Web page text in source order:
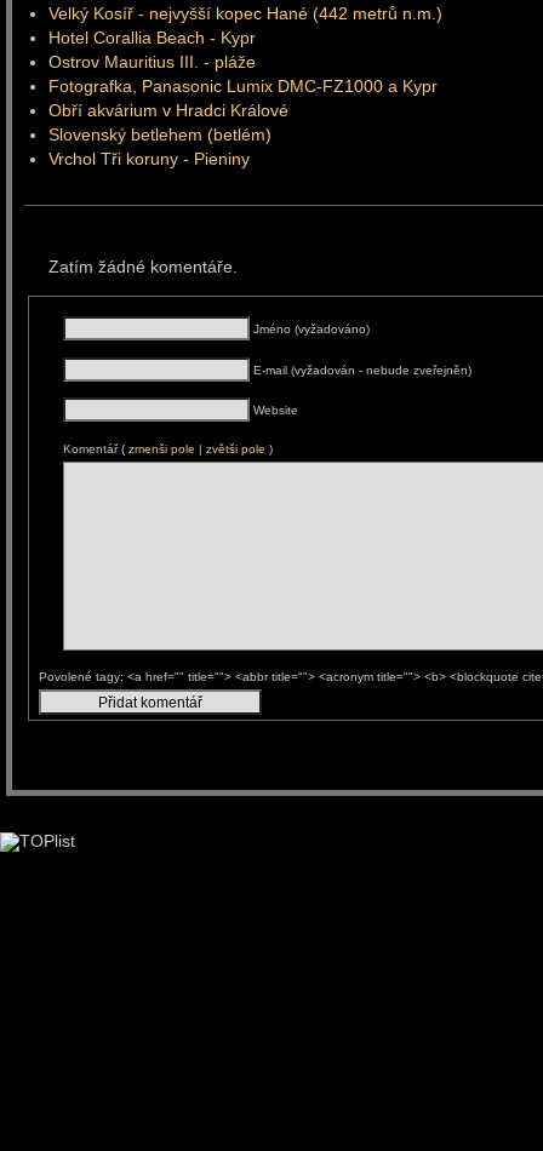
Velký Kosíř - nejvyšší kopec Hané (442 metrů n.m.)
Hotel Corallia Beach - Kypr
Ostrov Mauritius III. - pláže
Fotografka, Panasonic Lumix DMC-FZ1000 a Kypr
Obří akvárium v Hradci Králové
Slovenský betlehem (betlém)
Vrchol Tři koruny - Pieniny
Zatím žádné komentáře.
Jméno (vyžadováno)
E-mail (vyžadován - nebude zveřejněn)
Website
Komentář ( zmenši pole | zvětši pole )
Povolené tagy: <a href="" title=""> <abbr title=""> <acronym title=""> <b> <blockquote